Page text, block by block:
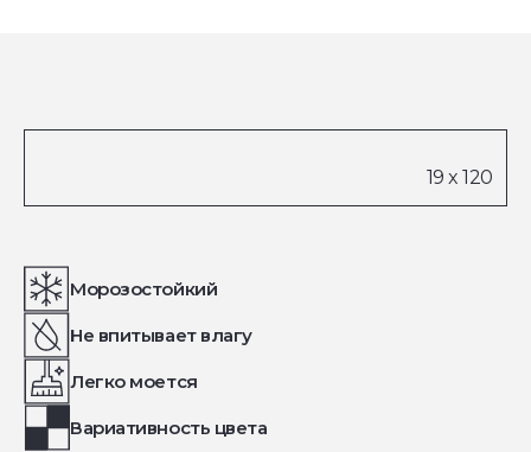
Морозостойкий
Не впитывает влагу
Легко моется
Вариативность цвета